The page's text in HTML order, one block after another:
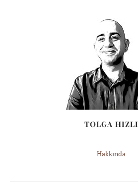
TOLGA HIZLI
Hakkında